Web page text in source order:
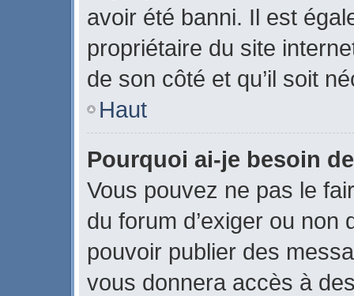
avoir été banni. Il est
propriétaire du site
de son côté et qu’il soit
Haut
Pourquoi ai-je besoin
Vous pouvez ne pas le
du forum d’exiger ou
pouvoir publier des
vous donnera accès à